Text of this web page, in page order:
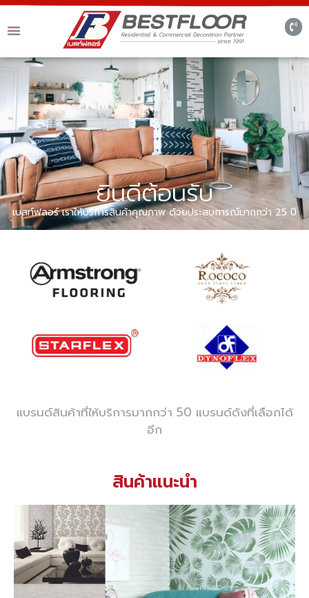
ยินดีต้อนรับ
เบสท์ฟลอร์ เราให้บริการสินค้าคุณภาพ ด้วยประสบการณ์มากกว่า 25 ปี
แบรนด์สินค้าที่ให้บริการมากกว่า 50 แบรนด์ดังที่เลือกได้
อีก
สินค้าแนะนำ